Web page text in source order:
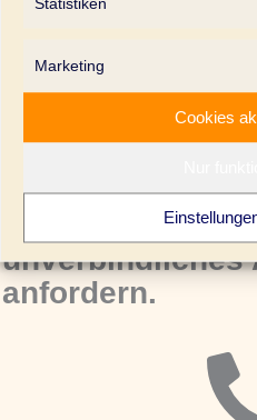
Marketing
Cookies
Jetzt beraten
unverbindliches
anfordern.